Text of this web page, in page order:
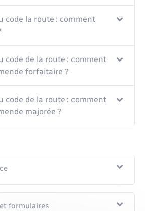
code la route : comment
code de la route : comment
forfaitaire ?
code de la route : comment
majorée ?
formulaires